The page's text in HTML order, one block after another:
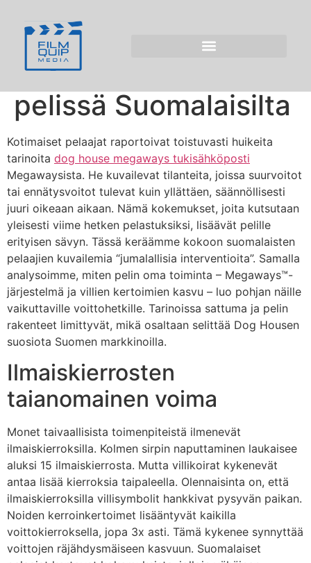
interventioita Dog
House Megaways -
pelissä Suomalaisilta
Kotimaiset pelaajat raportoivat toistuvasti huikeita
tarinoita dog house megaways tukisähköposti
Megawaysista. He kuvailevat tilanteita, joissa suurvoitot
tai ennätysvoitot tulevat kuin yllättäen, säännöllisesti
juuri oikeaan aikaan. Nämä kokemukset, joita kutsutaan
yleisesti viime hetken pelastuksiksi, lisäävät pelille
erityisen sävyn. Tässä keräämme kokoon suomalaisten
pelaajien kuvailemia “jumalallisia interventioita”. Samalla
analysoimme, miten pelin oma toiminta – Megaways™-
järjestelmä ja villien kertoimien kasvu – luo pohjan näille
vaikuttaville voittohetkille. Tarinoissa sattuma ja pelin
rakenteet limittyvät, mikä osaltaan selittää Dog Housen
suosiota Suomen markkinoilla.
Ilmaiskierrosten
taianomainen voima
Monet taivaallisista toimenpiteistä ilmenevät
ilmaiskierroksilla. Kolmen sirpin naputtaminen laukaisee
aluksi 15 ilmaiskierrosta. Mutta villikoirat kykenevät
antaa lisää kierroksia taipaleella. Olennaisinta on, että
ilmaiskierroksilla villisymbolit hankkivat pysyvän paikan.
Noiden kerroinkertoimet lisääntyvät kaikilla
voittokierroksella, jopa 3x asti. Tämä kykenee synnyttää
voittojen räjähdysmäiseen kasvuun. Suomalaiset